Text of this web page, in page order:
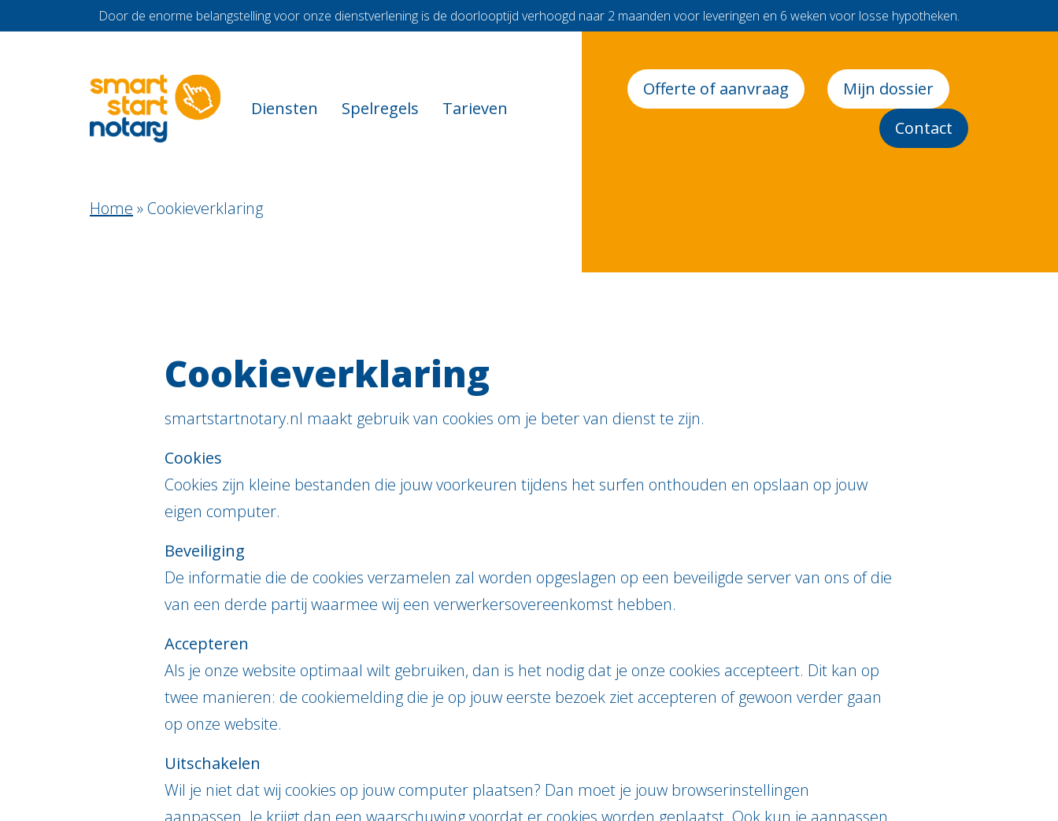
Door de enorme belangstelling voor onze dienstverlening is de doorlooptijd verhoogd naar 2 maanden voor leveringen en 6 weken voor losse hypotheken.
Diensten Spelregels Tarieven
Offerte of aanvraag
Mijn dossier
Contact
Home » Cookieverklaring
Cookieverklaring
smartstartnotary.nl maakt gebruik van cookies om je beter van dienst te zijn.
Cookies
Cookies zijn kleine bestanden die jouw voorkeuren tijdens het surfen onthouden en opslaan op jouw
eigen computer.
Beveiliging
De informatie die de cookies verzamelen zal worden opgeslagen op een beveiligde server van ons of die
van een derde partij waarmee wij een verwerkersovereenkomst hebben.
Accepteren
Als je onze website optimaal wilt gebruiken, dan is het nodig dat je onze cookies accepteert. Dit kan op
twee manieren: de cookiemelding die je op jouw eerste bezoek ziet accepteren of gewoon verder gaan
op onze website.
Uitschakelen
Wil je niet dat wij cookies op jouw computer plaatsen? Dan moet je jouw browserinstellingen
aanpassen. Je krijgt dan een waarschuwing voordat er cookies worden geplaatst. Ook kun je aanpassen